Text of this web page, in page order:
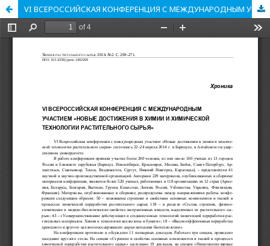
VI ВСЕРОССИЙСКАЯ КОНФЕРЕНЦИЯ С МЕЖДУНАРОДНЫМ УЧАСТИЕМ «НОВЫЕ ДОСТИЖЕНИЯ В ХИМИИ И ХИМИЧЕСКОЙ ТЕХНОЛОГИИ РАСТИТЕЛЬНОГО СЫРЬЯ»